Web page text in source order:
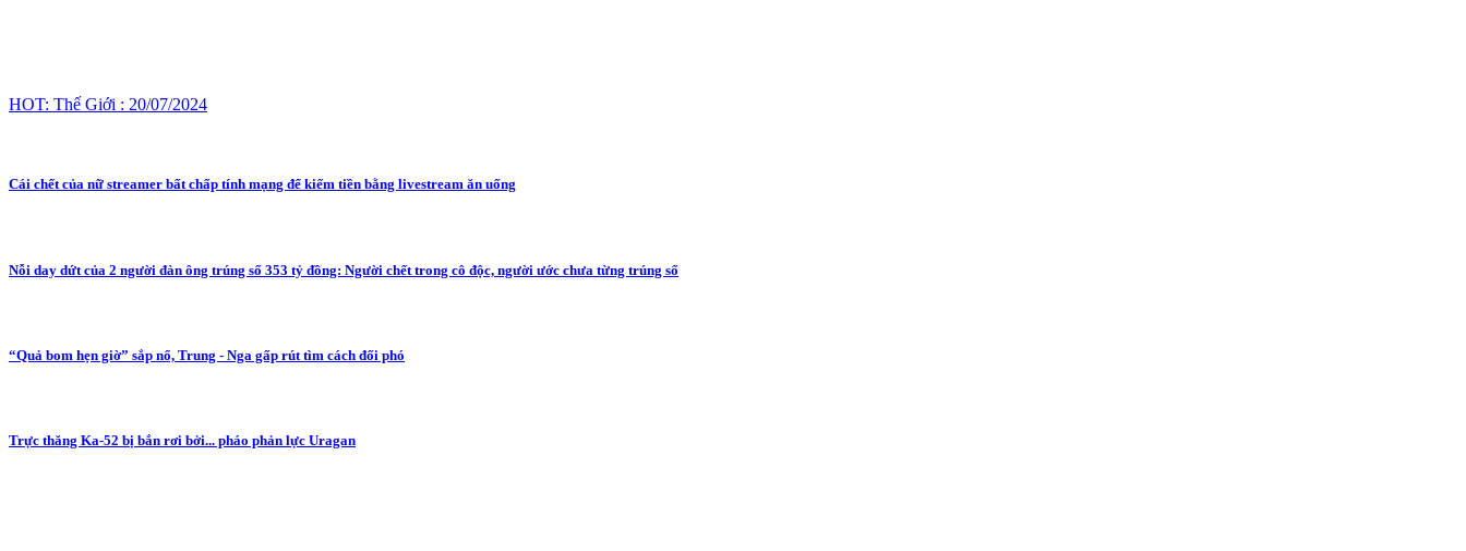
HOT: Thế Giới : 20/07/2024
Cái chết của nữ streamer bất chấp tính mạng để kiếm tiền bằng livestream ăn uống
Nỗi day dứt của 2 người đàn ông trúng số 353 tỷ đồng: Người chết trong cô độc, người ước chưa từng trúng số
“Quả bom hẹn giờ” sắp nổ, Trung - Nga gấp rút tìm cách đối phó
Trực thăng Ka-52 bị bắn rơi bởi... pháo phản lực Uragan